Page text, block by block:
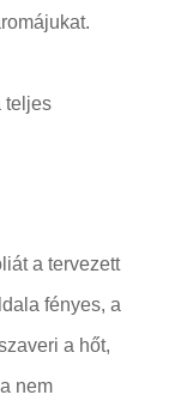
teljes
a tervezett
fényes, a
a hőt,
nem